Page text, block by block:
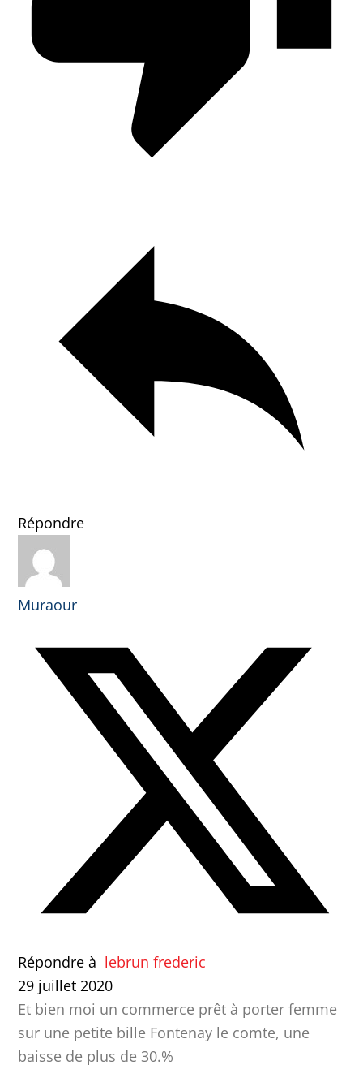
Répondre
Muraour
Répondre à lebrun frederic
29 juillet 2020
Et bien moi un commerce prêt à porter femme
sur une petite bille Fontenay le comte, une
baisse de plus de 30.%